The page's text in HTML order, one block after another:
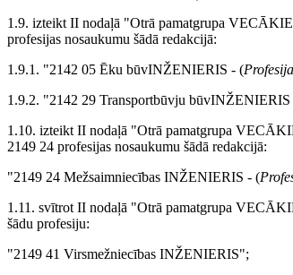
1.9. izteikt II nodaļā "Otrā pamatgrupa
profesijas nosaukumu šādā redakcijā:
1.9.1. "2142 05 Ēku būvINŽENIERIS - (
1.9.2. "2142 29 Transportbūvju būvINŽENIERIS
1.10. izteikt II nodaļā "Otrā pamatgrupa
2149 24 profesijas nosaukumu šādā redakcijā:
"2149 24 Mežsaimniecības INŽENIERIS - (
1.11. svītrot II nodaļā "Otrā pamatgrupa
šādu profesiju:
"2149 41 Virsmežniecības INŽENIERIS";